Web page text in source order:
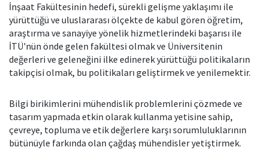
İnşaat Fakültesinin hedefi, sürekli gelişme yaklaşımı ile
yürüttüğü ve uluslararası ölçekte de kabul gören öğretim,
araştırma ve sanayiye yönelik hizmetlerindeki başarısı ile
İTÜ'nün önde gelen fakültesi olmak ve Üniversitenin
değerleri ve geleneğini ilke edinerek yürüttüğü politikaların
takipçisi olmak, bu politikaları geliştirmek ve yenilemektir.
Bilgi birikimlerini mühendislik problemlerini çözmede ve
tasarım yapmada etkin olarak kullanma yetisine sahip,
çevreye, topluma ve etik değerlere karşı sorumluluklarının
bütünüyle farkında olan çağdaş mühendisler yetiştirmek.